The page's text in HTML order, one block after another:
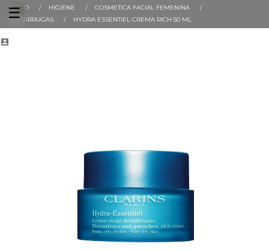
Navegación
de
palanca
☰

INICIO HIGIENE
COSMETICA FACIAL FEMENINA
ANTIARRUGAS
HYDRA ESSENTIEL CREMA RICH 50 ML